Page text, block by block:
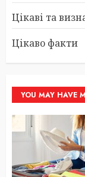
Цікаві та
Цікаво факти
YOU MAY HAVE